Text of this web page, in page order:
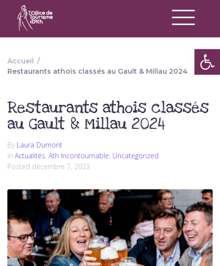
Accueil /
Restaurants athois classés au Gault & Millau 2024
Restaurants athois classés
au Gault & Millau 2024
By Laura Dumont
In Actualités, Ath Incontournable, Uncategorized
Posted décembre 7, 2023